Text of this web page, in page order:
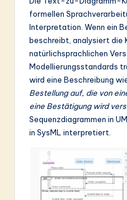
ti
o
formellen
Interpretation. Wenn ein
beschreibt, analysiert die
natürlichsprachlichen
Modellierungsstandards
wird eine Beschreibung
Bestellung auf, die von
eine Bestätigung wird
Sequenzdiagrammen in
in SysML interpretiert.